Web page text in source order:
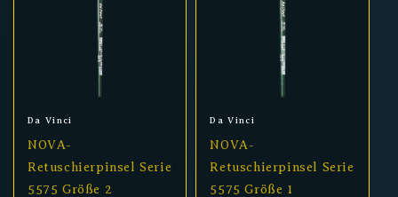
Anbieter:
Da Vinci
NOVA-
Retuschierpinsel Serie
5575 Größe 2
Anbieter:
Da Vinci
NOVA-
Retuschierpinsel Serie
5575 Größe 1